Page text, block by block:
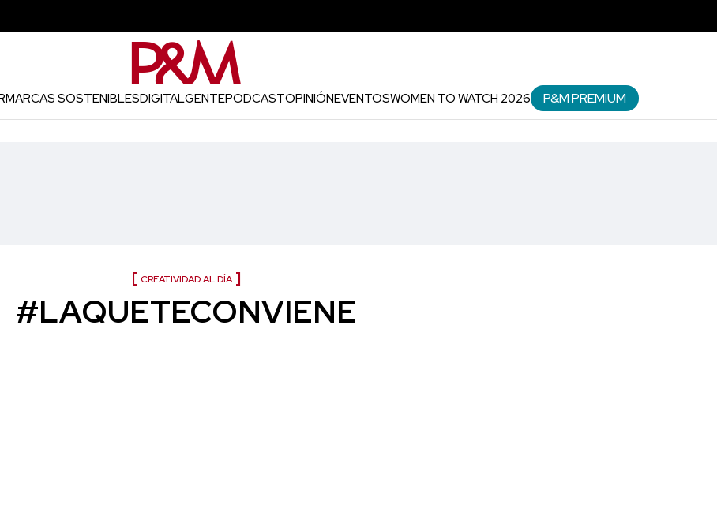
MARCAS SOSTENIBLESDIGITALGENTEPODCASTOPINIÓNEVENTOSWOMEN TO WATCH 2026 P&M PREMIUM
CREATIVIDAD AL DÍA
#LAQUETECONVIENE